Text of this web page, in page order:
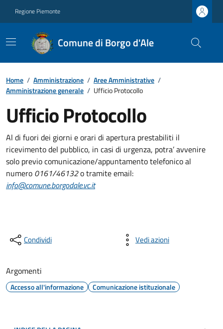
Regione Piemonte
Comune di Borgo d'Ale
Home / Amministrazione / Aree Amministrative /
Amministrazione generale / Ufficio Protocollo
Ufficio Protocollo
Al di fuori dei giorni e orari di apertura prestabiliti il
ricevimento del pubblico, in casi di urgenza, potra’ avvenire
solo previo comunicazione/appuntamento telefonico al
numero 0161/46132o tramite email:
info@comune.borgodale.vc.it
Condividi Vedi azioni
Argomenti
Accesso all'informazione Comunicazione istituzionale